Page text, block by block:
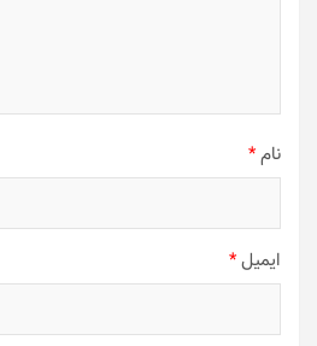
نام*
ایمیل*